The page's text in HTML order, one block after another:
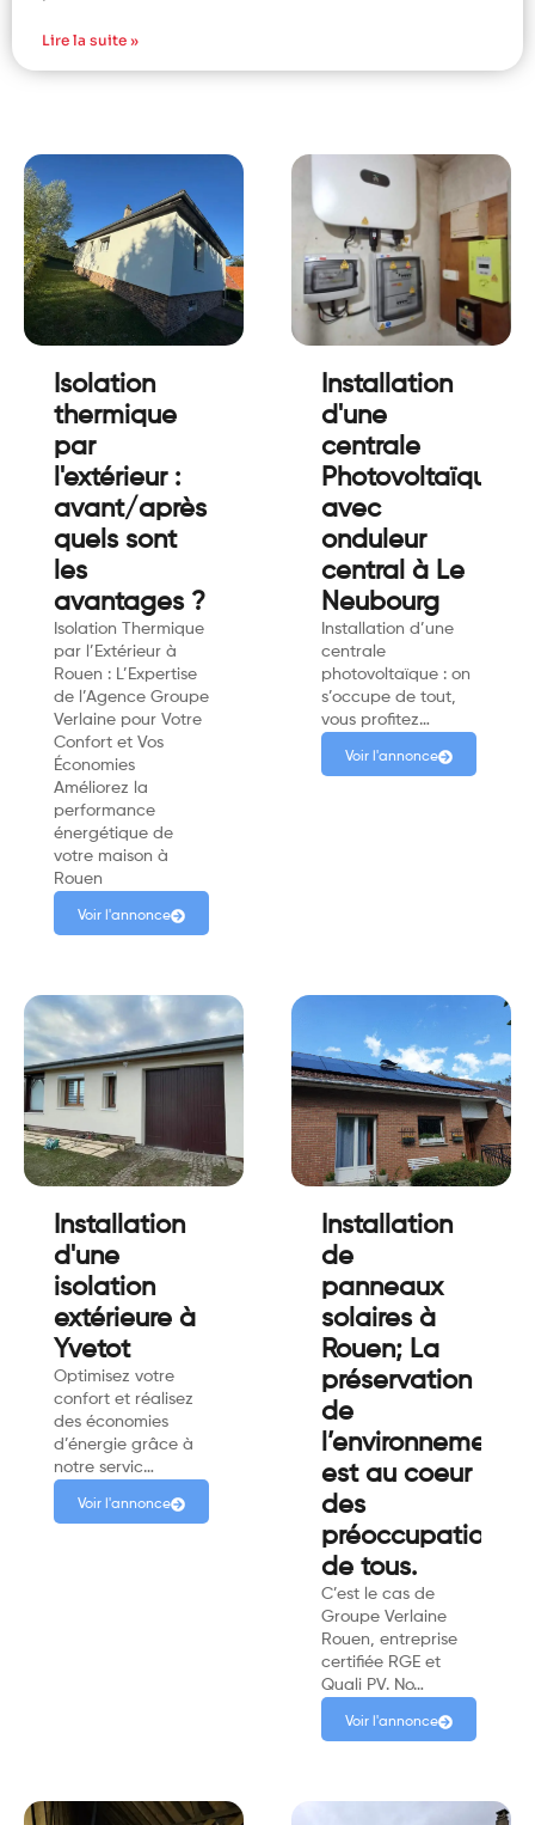
Lire la suite »
Isolation
thermique
par
l'extérieur :
avant/après
quels sont
les
avantages ?
Isolation Thermique
par l’Extérieur à
Rouen : L’Expertise
de l’Agence Groupe
Verlaine pour Votre
Confort et Vos
Économies
Améliorez la
performance
énergétique de
votre maison à
Rouen
Voir l'annonce
Installation
d'une
centrale
Photovoltaïques
avec
onduleur
central à Le
Neubourg
Installation d’une
centrale
photovoltaïque : on
s’occupe de tout,
vous profitez…
Voir l'annonce
Installation
d'une
isolation
extérieure à
Yvetot
Optimisez votre
confort et réalisez
des économies
d’énergie grâce à
notre servic…
Voir l'annonce
Installation
de
panneaux
solaires à
Rouen; La
préservation
de
l’environnement
est au coeur
des
préoccupations
de tous.
C’est le cas de
Groupe Verlaine
Rouen, entreprise
certifiée RGE et
Quali PV. No…
Voir l'annonce